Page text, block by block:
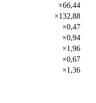
×66,44
×132,88
×0,47
×0,94
×1,96
×0,67
×1,36